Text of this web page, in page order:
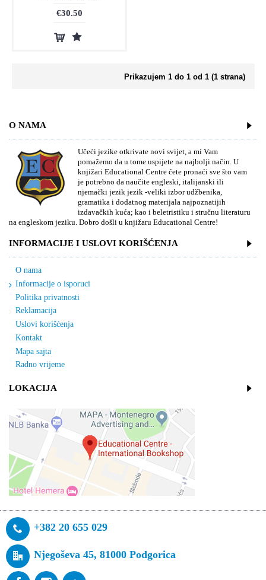
€30.50
Prikazujem 1 do 1 od 1 (1 strana)
O NAMA
Učeći jezike otkrivate novi svijet, a mi Vam
pomažemo da u tome uspijete na najbolji način. U
knjižari Educational Centre ćete pronaći sve što vam
je potrebno da naučite engleski, italijanski ili
njemački jezik jezik -veliki izbor udžbenika,
gramatika i dodatnog materijala najpoznatijih
izdavačkih kuća; kao i beletristiku i stručnu literaturu
na engleskom jeziku. Dobro došli u knjižaru Educational Centre!
INFORMACIJE I USLOVI KORIŠĆENJA
O nama
Informacije o isporuci
Politika privatnosti
Reklamacija
Uslovi korišćenja
Kontakt
Mapa sajta
Radno vrijeme
LOKACIJA
+382 20 655 029
Njegoševa 45, 81000 Podgorica